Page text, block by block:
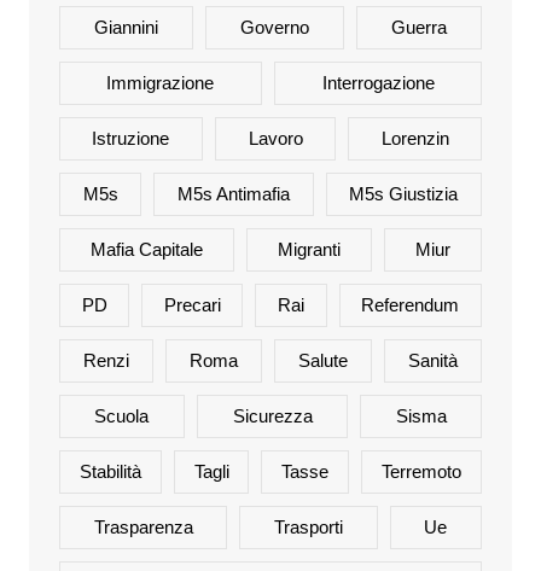
Giannini Governo Guerra
Immigrazione Interrogazione
Istruzione Lavoro Lorenzin
M5s M5s Antimafia M5s Giustizia
Mafia Capitale Migranti Miur
PD Precari Rai Referendum
Renzi Roma Salute Sanità
Scuola Sicurezza Sisma
Stabilità Tagli Tasse Terremoto
Trasparenza Trasporti Ue